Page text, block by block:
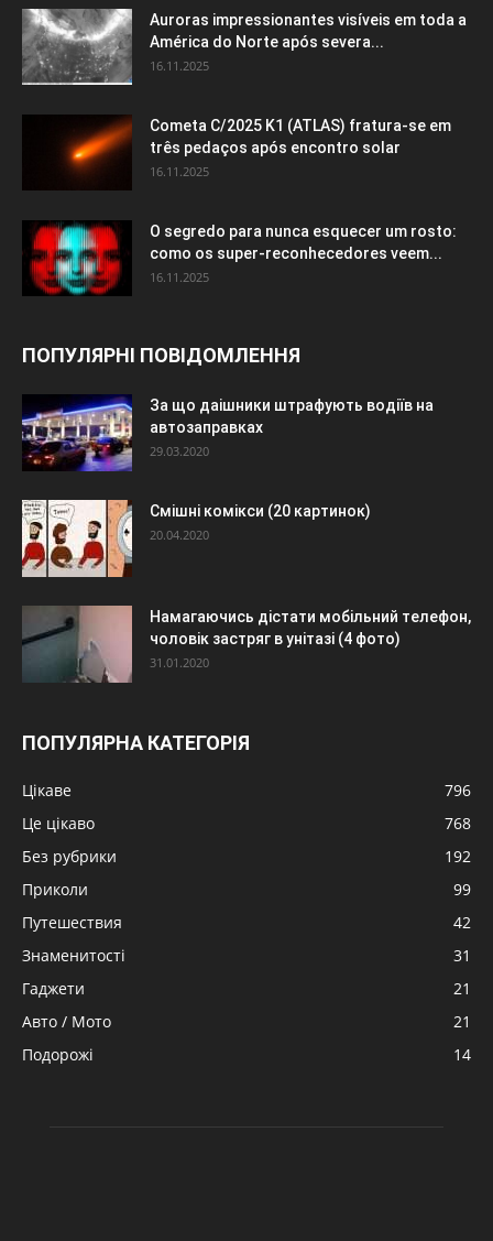
Auroras impressionantes visíveis em toda a
América do Norte após severa...
16.11.2025
Cometa C/2025 K1 (ATLAS) fratura-se em
três pedaços após encontro solar
16.11.2025
O segredo para nunca esquecer um rosto:
como os super-reconhecedores veem...
16.11.2025
ПОПУЛЯРНІ ПОВІДОМЛЕННЯ
За що даішники штрафують водіїв на
автозаправках
29.03.2020
Смішні комікси (20 картинок)
20.04.2020
Намагаючись дістати мобільний телефон,
чоловік застряг в унітазі (4 фото)
31.01.2020
ПОПУЛЯРНА КАТЕГОРІЯ
Цікаве
796
Це цікаво
768
Без рубрики
192
Приколи
99
Путешествия
42
Знаменитості
31
Гаджети
21
Авто / Мото
21
Подорожі
14